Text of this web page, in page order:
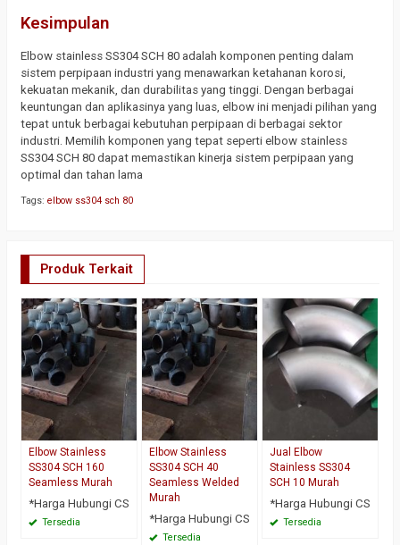
Kesimpulan
Elbow stainless SS304 SCH 80 adalah komponen penting dalam
sistem perpipaan industri yang menawarkan ketahanan korosi,
kekuatan mekanik, dan durabilitas yang tinggi. Dengan berbagai
keuntungan dan aplikasinya yang luas, elbow ini menjadi pilihan yang
tepat untuk berbagai kebutuhan perpipaan di berbagai sektor
industri. Memilih komponen yang tepat seperti elbow stainless
SS304 SCH 80 dapat memastikan kinerja sistem perpipaan yang
optimal dan tahan lama
Tags: elbow ss304 sch 80
Produk Terkait
Elbow Stainless
SS304 SCH 160
Seamless Murah
*Harga Hubungi CS
Tersedia
Elbow Stainless
SS304 SCH 40
Seamless Welded
Murah
*Harga Hubungi CS
Tersedia
Jual Elbow
Stainless SS304
SCH 10 Murah
*Harga Hubungi CS
Tersedia